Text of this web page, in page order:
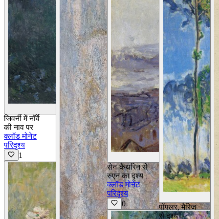
विवरण देखें
जिवर्नी में नॉर्वे
की नाव पर
क्लॉड मोनेट
परिदृश्य
1
सेन-कैथरिन से
रुएन का दृश्य
क्लॉड मोनेट
परिदृश्य
0
पॉपलर, मैरिज
से दृश्य